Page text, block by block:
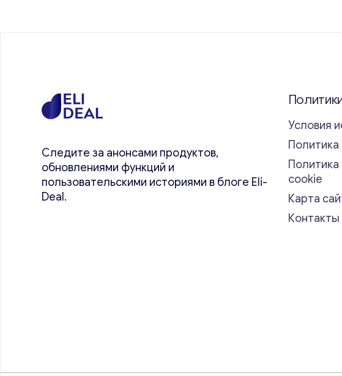
Следите за анонсами продуктов,
обновлениями функций и
пользовательскими историями в блоге Eli-
Deal.
Условия
cookie
Карта
Контакты